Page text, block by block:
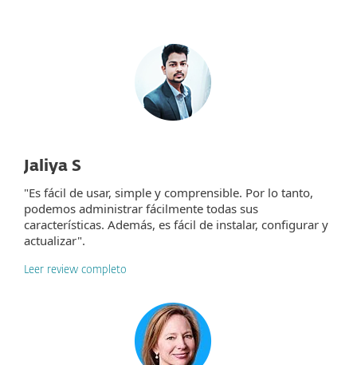
Jaliya S
"Es fácil de usar, simple y comprensible. Por lo tanto,
podemos administrar fácilmente todas sus
características. Además, es fácil de instalar, configurar y
actualizar".
Leer review completo